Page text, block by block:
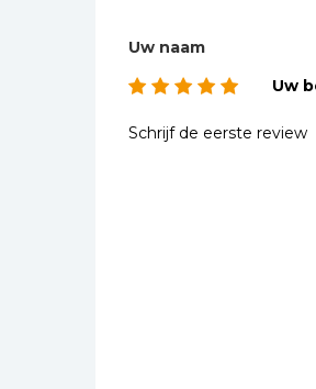
Uw naam
Uw
Schrijf de eerste review